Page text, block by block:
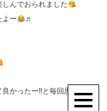
んでおられました
よー
♬
かったー‼︎と毎回思いま